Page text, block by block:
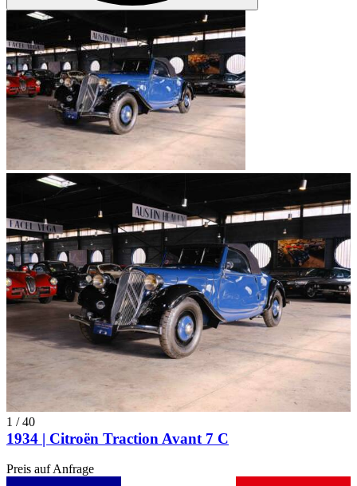
1 /40
1934 | Citroën Traction Avant 7 C
Preis auf Anfrage